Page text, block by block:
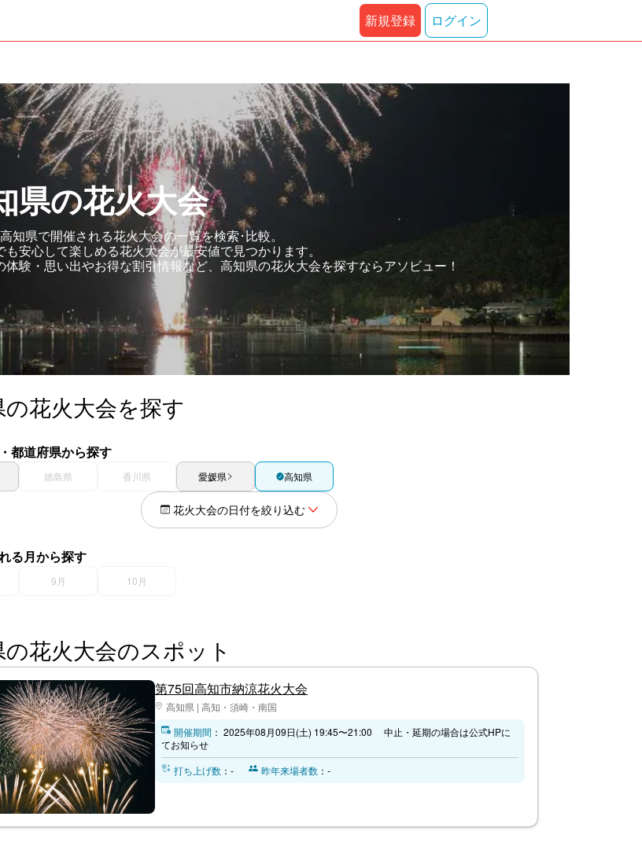
新規登録 ログイン
県の花火大会
知県で開催される花火大会の一覧を検索･比較。
も安心して楽しめる花火大会が最安値で見つかります。
体験・思い出やお得な割引情報など、高知県の花火大会を探すならアソビュー！
花火大会を探す
都道府県から探す
徳島県 香川県 愛媛県 高知県
花火大会の日付を絞り込む
る月から探す
9月 10月
花火大会のスポット
第75回高知市納涼花火大会
高知県 | 高知・須崎・南国
開催期間 ： 2025年08月09日(土) 19:45〜21:00 中止・延期の場合は公式HPに
てお知らせ
打ち上げ数 ：- 昨年来場者数 ：-